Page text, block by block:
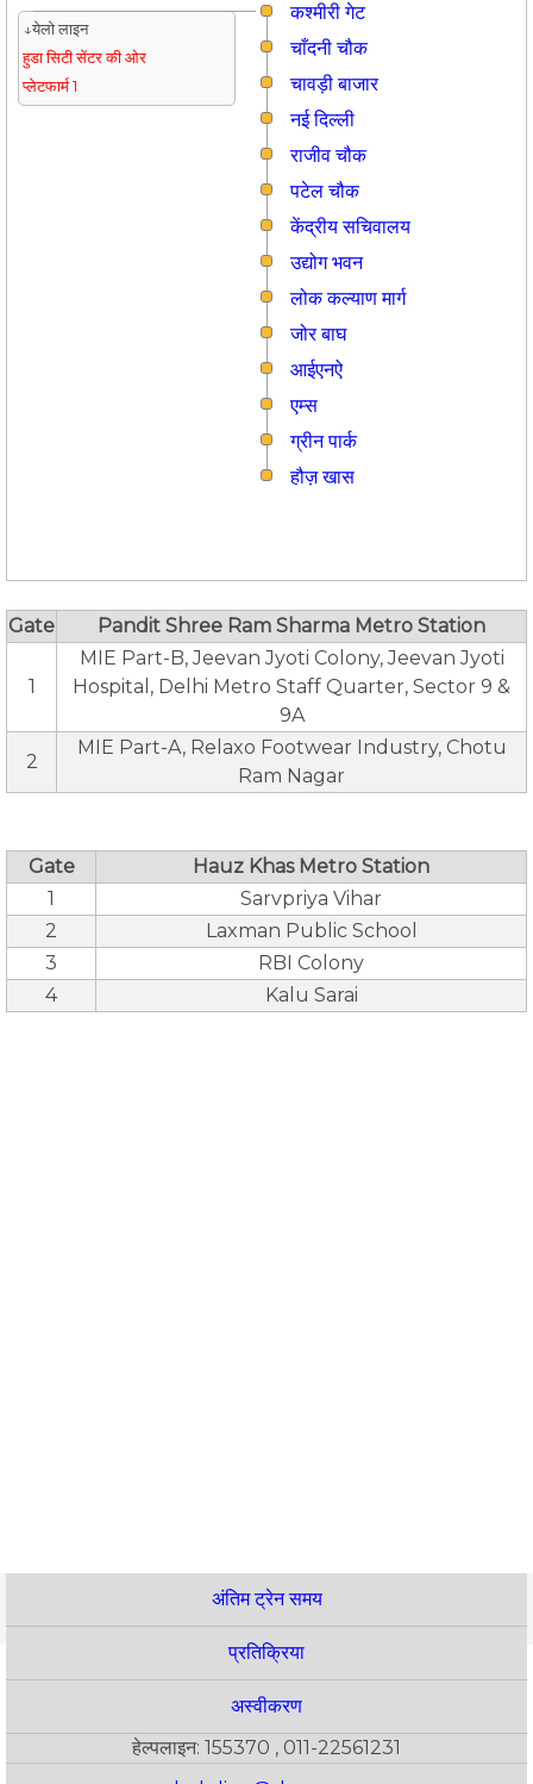
कश्मीरी गेट
↓येलो लाइन
हुडा सिटी सेंटर की ओर
प्लेटफार्म 1
चाँदनी चौक
चावड़ी बाजार
नई दिल्ली
राजीव चौक
पटेल चौक
केंद्रीय सचिवालय
उद्योग भवन
लोक कल्याण मार्ग
जोर बाघ
आईएनऐ
एम्स
ग्रीन पार्क
हौज़ खास
Gate Pandit Shree Ram Sharma Metro Station
1
MIE Part-B, Jeevan Jyoti Colony, Jeevan Jyoti
Hospital, Delhi Metro Staff Quarter, Sector 9 &
9A
2
MIE Part-A, Relaxo Footwear Industry, Chotu
Ram Nagar
Gate
Hauz Khas Metro Station
1
Sarvpriya Vihar
2
Laxman Public School
3
RBI Colony
4
Kalu Sarai
अंतिम ट्रेन समय
प्रतिक्रिया
अस्वीकरण
हेल्पलाइन: 155370 , 011-22561231